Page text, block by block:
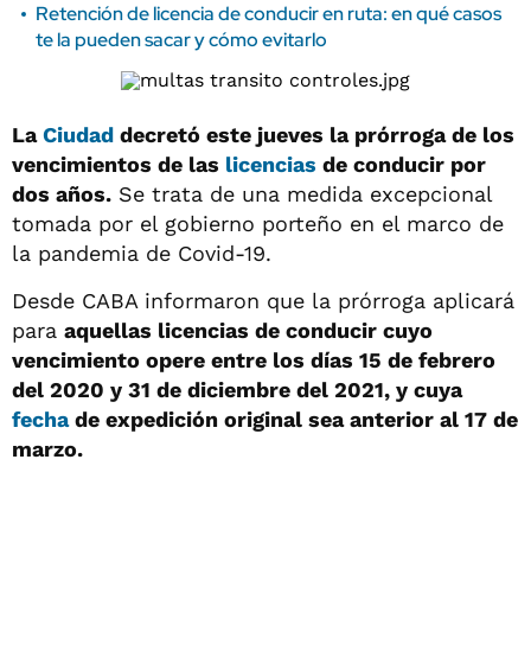
Retención de licencia de conducir en ruta: en qué casos
te la pueden sacar y cómo evitarlo
LaCiudad decretó este jueves la prórroga de los
vencimientos de las licencias de conducir por
dos años. Se trata de una medida excepcional
tomada por el gobierno porteño en el marco de
la pandemia de Covid-19.
Desde CABA informaron que la prórroga aplicará
para aquellas licencias de conducir cuyo
vencimiento opere entre los días 15 de febrero
del 2020 y 31 de diciembre del 2021, y cuya
fechade expedición original sea anterior al 17 de
marzo.